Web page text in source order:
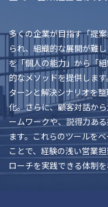
多くの企業が目指す「提
られ、組織的な展開が難
を「個人の能力」から「
的なメソッドを提供しま
ターンと解決シナリオを
化。さらに、顧客対話か
ームワークや、説得力あ
ます。これらのツールを
ことで、経験の浅い営業
ローチを実践できる体制を